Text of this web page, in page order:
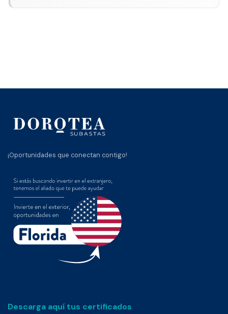
¡Oportunidades que conectan contigo!
Descarga aquí tus certificados